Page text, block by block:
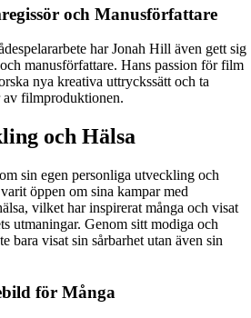
och Manusförfattare
har Jonah Hill även gett sig
manusförfattare. Hans passion för film
nya kreativa uttryckssätt och ta
filmproduktionen.
och Hälsa
sin egen personliga utveckling och
öppen om sina kampar med
vilket har inspirerat många och visat
utmaningar. Genom sitt modiga och
bara visat sin sårbarhet utan även sin
för Många